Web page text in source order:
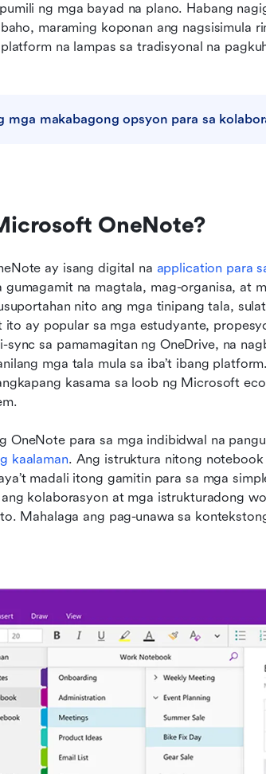
ng mga bayad na plano. Habang
maraming koponan ang nagsisimula
na lampas sa tradisyonal na
mga makabagong opsyon para sa
OneNote?
ay isang digital na application para
gumagamit na magtala, mag-organisa, at
nito ang mga tinipang tala,
ito ay popular sa mga estudyante,
sync sa pamamagitan ng OneDrive, na
mga tala mula sa iba’t ibang
kasama sa loob ng Microsoft
OneNote para sa mga indibidwal na
kaalaman. Ang istruktura nitong
madali itong gamitin para sa mga
kolaborasyon at mga istrukturadong
Mahalaga ang pag-unawa sa